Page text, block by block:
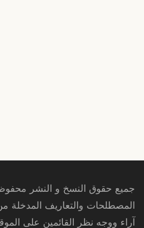
جميع حقوق النسخ و النشر محفوظة ©
المصطلحات والتعاريف المدخلة
آراء ووجه نظر القائمين على